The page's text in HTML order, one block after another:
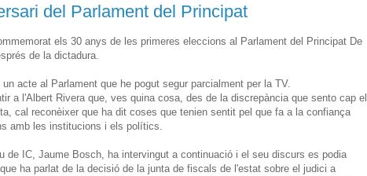
del Parlament del Principat
els 30 anys de les primeres eleccions al Parlament del Principat De
de la dictadura.
acte al Parlament que he pogut segur parcialment per la TV.
a l'Albert Rivera que, ves quina cosa, des de la discrepància que sento cap el
cal reconèixer que ha dit coses que tenien sentit pel que fa a la confiança
amb les institucions i els polítics.
de IC, Jaume Bosch, ha intervingut a continuació i el seu discurs es podia
ha parlat de la decisió de la junta de fiscals de l'estat sobre el judici a